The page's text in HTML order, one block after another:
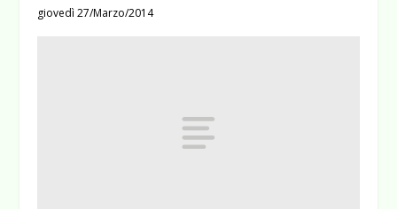
giovedì 27/Marzo/2014